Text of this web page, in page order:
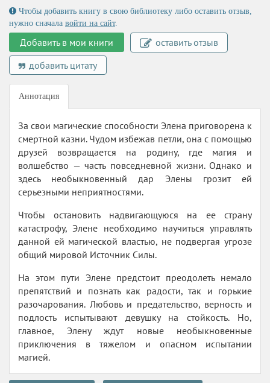
Чтобы добавить книгу в свою библиотеку либо оставить отзыв,
нужно сначала войти на сайт.
Добавить в мои книги
оставить отзыв
добавить цитату
Аннотация
За свои магические способности Элена приговорена к
смертной казни. Чудом избежав петли, она с помощью
друзей возвращается на родину, где магия и
волшебство — часть повседневной жизни. Однако и
здесь необыкновенный дар Элены грозит ей
серьезными неприятностями.
Чтобы остановить надвигающуюся на ее страну
катастрофу, Элене необходимо научиться управлять
данной ей магической властью, не подвергая угрозе
общий мировой Источник Силы.
На этом пути Элене предстоит преодолеть немало
препятствий и познать как радости, так и горькие
разочарования. Любовь и предательство, верность и
подлость испытывают девушку на стойкость. Но,
главное, Элену ждут новые необыкновенные
приключения в тяжелом и опасном испытании
магией.